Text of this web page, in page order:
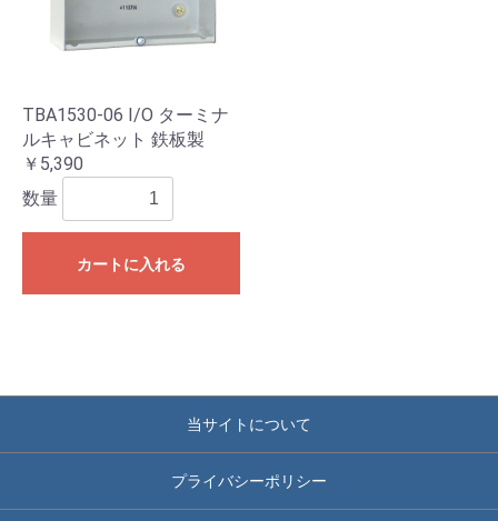
TBA1530-06 I/O ターミナ
ルキャビネット 鉄板製
￥5,390
数量
カートに入れる
当サイトについて
プライバシーポリシー